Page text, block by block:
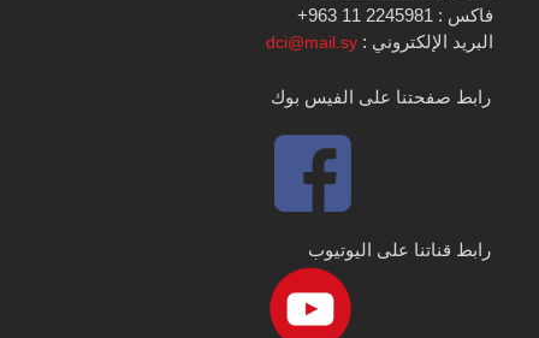
فاكس : 2245981 11 963+
البريد الإلكتروني :dci@mail.sy
رابط صفحتنا على الفيس بوك
رابط قناتنا على اليوتيوب